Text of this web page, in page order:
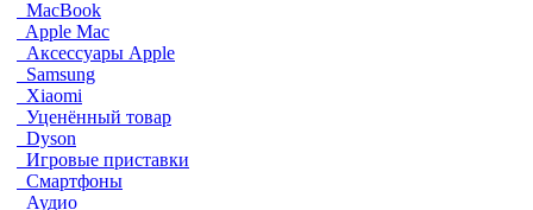
MacBook
Apple Mac
Аксессуары Apple
Samsung
Xiaomi
Уценённый товар
Dyson
Игровые приставки
Смартфоны
Аудио